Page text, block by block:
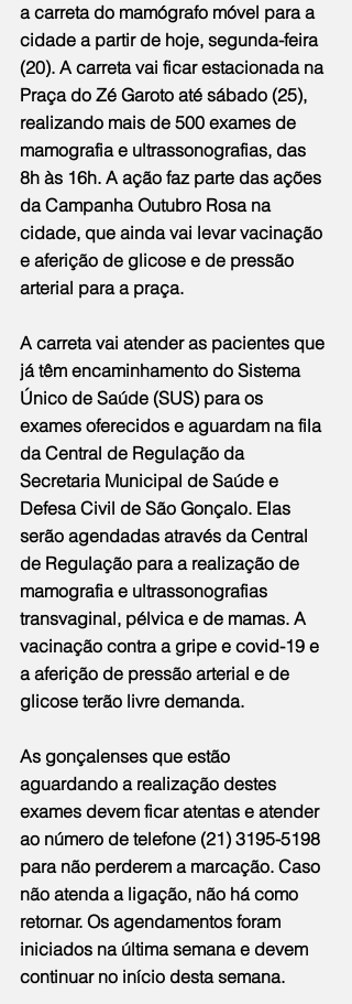
a carreta do mamógrafo móvel para a
cidade a partir de hoje, segunda-feira
(20). A carreta vai ficar estacionada na
Praça do Zé Garoto até sábado (25),
realizando mais de 500 exames de
mamografia e ultrassonografias, das
8h às 16h. A ação faz parte das ações
da Campanha Outubro Rosa na
cidade, que ainda vai levar vacinação
e aferição de glicose e de pressão
arterial para a praça.
A carreta vai atender as pacientes que
já têm encaminhamento do Sistema
Único de Saúde (SUS) para os
exames oferecidos e aguardam na fila
da Central de Regulação da
Secretaria Municipal de Saúde e
Defesa Civil de São Gonçalo. Elas
serão agendadas através da Central
de Regulação para a realização de
mamografia e ultrassonografias
transvaginal, pélvica e de mamas. A
vacinação contra a gripe e covid-19 e
a aferição de pressão arterial e de
glicose terão livre demanda.
As gonçalenses que estão
aguardando a realização destes
exames devem ficar atentas e atender
ao número de telefone (21) 3195-5198
para não perderem a marcação. Caso
não atenda a ligação, não há como
retornar. Os agendamentos foram
iniciados na última semana e devem
continuar no início desta semana.